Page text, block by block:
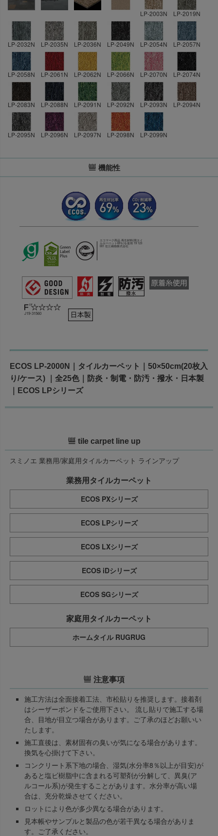
LP-2003N LP-2019N
LP-2032N LP-2035N LP-2036N LP-2049N LP-2054N LP-2057N
LP-2058N LP-2061N LP-2062N LP-2066N LP-2070N LP-2074N
LP-2083N LP-2088N LP-2091N LP-2092N LP-2093N LP-2094N
LP-2095N LP-2096N LP-2097N LP-2098N LP-2099N
機能性
エコマーク商品 再生材料(廃タイ
ルカーペット69％)を使用 19 123
001 住江織物株式会社
J19-31560
ECOS LP-2000N｜タイルカーペット｜50×50cm(20枚入
り/ケース) ｜全25色｜防炎・制電・防汚・撥水・日本製
｜ECOS LPシリーズ
tile carpet line up
スミノエ 業務用/家庭用タイルカーペット ラインアップ
業務用タイルカーペット
ECOS PXシリーズ
ECOS LPシリーズ
ECOS LXシリーズ
ECOS iDシリーズ
ECOS SGシリーズ
家庭用タイルカーペット
ホームタイル RUGRUG
注意事項
施工方法は全面接着工法、市松貼りを推奨します。接着剤
はシーザーボンドをご使用下さい。 流し貼りで施工する場
合、目地が目立つ場合があります。ご了承のほどお願いい
たします。
施工直後は、素材固有の臭いが気になる場合があります。
換気を心掛けて下さい。
コンクリート系下地の場合、湿気(水分率8％以上が目安)が
あると塩ビ樹脂中に含まれる可塑剤が分解して、異臭(ア
ルコール系)が発生することがあります。水分率が高い場
合は、充分乾燥させてください。
ロットにより色が多少異なる場合があります。
見本帳やサンプルと製品の色が若干異なる場合がありま
す。ご了承ください。